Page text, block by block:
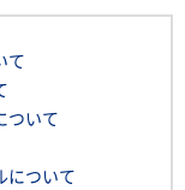
て
ついて
について